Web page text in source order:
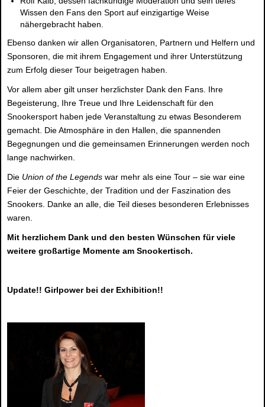
Wissen den Fans den Sport auf einzigartige Weise
nähergebracht haben.
Ebenso danken wir allen Organisatoren, Partnern und Helfern und
Sponsoren, die mit ihrem Engagement und ihrer Unterstützung
zum Erfolg dieser Tour beigetragen haben.
Vor allem aber gilt unser herzlichster Dank den Fans. Ihre
Begeisterung, Ihre Treue und Ihre Leidenschaft für den
Snookersport haben jede Veranstaltung zu etwas Besonderem
gemacht. Die Atmosphäre in den Hallen, die spannenden
Begegnungen und die gemeinsamen Erinnerungen werden noch
lange nachwirken.
Die Union of the Legends war mehr als eine Tour – sie war eine
Feier der Geschichte, der Tradition und der Faszination des
Snookers. Danke an alle, die Teil dieses besonderen Erlebnisses
waren.
Mit herzlichem Dank und den besten Wünschen für viele
weitere großartige Momente am Snookertisch.
Update!! Girlpower bei der Exhibition!!